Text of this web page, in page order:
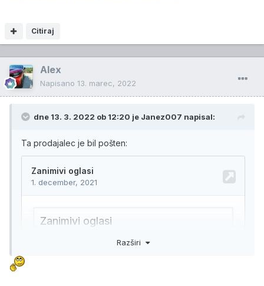
Citiraj
Alex
Napisano 13. marec, 2022
dne 13. 3. 2022 ob 12:20 je Janez007 napisal:
Ta prodajalec je bil pošten:
Razširi